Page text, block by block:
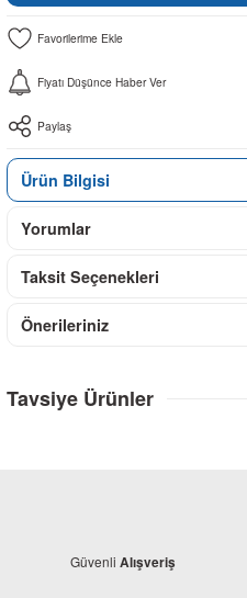
Fiyatı Düşünce Haber Ver
Paylaş
Ürün Bilgisi
Yorumlar
Taksit Seçenekleri
Önerileriniz
Tavsiye Ürünler
Güvenli Alışveriş